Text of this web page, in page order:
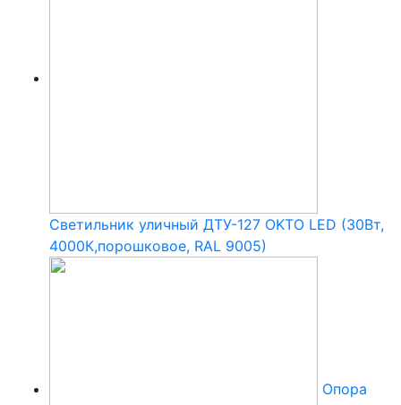
Светильник уличный ДТУ-127 OKTO LED (30Вт,
4000К,порошковое, RAL 9005)
Опора